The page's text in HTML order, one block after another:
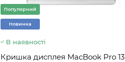
Популярний
Новинка
В наявності
Кришка дисплея MacBook Pro 13